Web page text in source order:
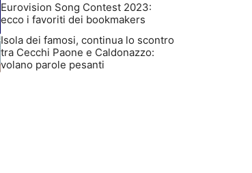
Eurovision Song Contest 2023:
ecco i favoriti dei bookmakers
Isola dei famosi, continua lo scontro
tra Cecchi Paone e Caldonazzo:
volano parole pesanti